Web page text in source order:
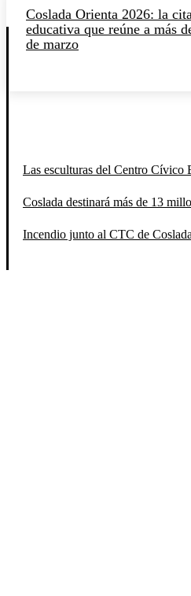
Coslada Orienta 2026: la
educativa que reúne a más
de marzo
Las esculturas del Centro Cívico
Coslada destinará más de 13
Incendio junto al CTC de